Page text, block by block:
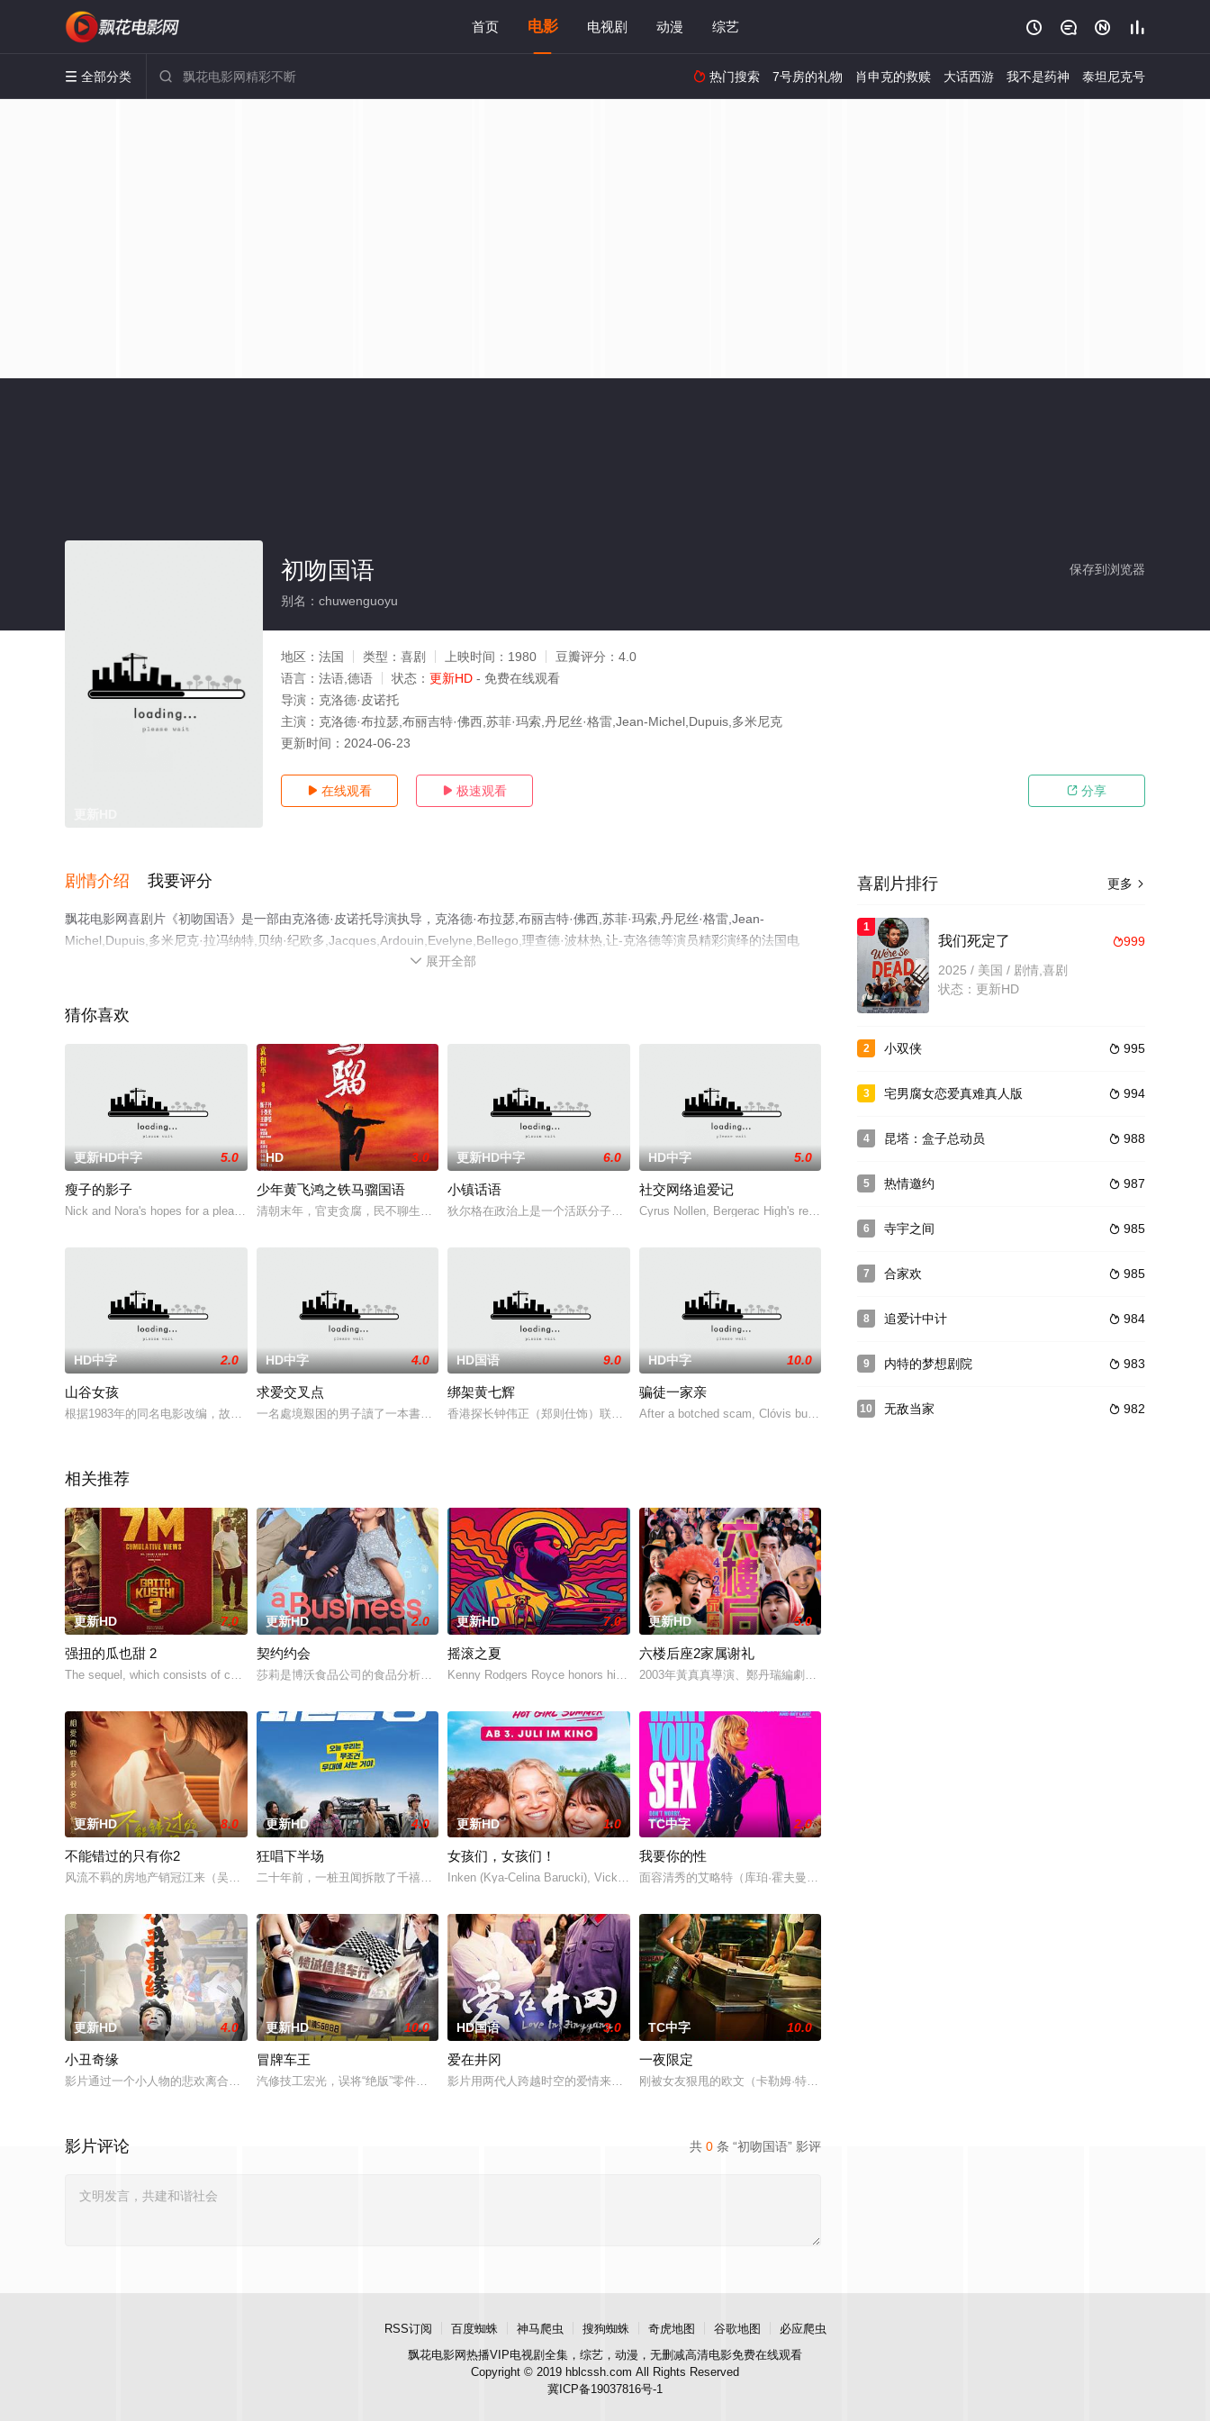
首页 电影 电视剧 动漫 综艺    
 全部分类   热门搜索 7号房的礼物 肖申克的救赎 大话西游 我不是药神 泰坦尼克号
保存到浏览器
初吻国语
别名：chuwenguoyu
地区： 法国 类型： 喜剧 上映时间： 1980 豆瓣评分： 4.0
语言： 法语,德语 状态： 更新HD - 免费在线观看
导演： 克洛德·皮诺托
主演： 克洛德·布拉瑟,布丽吉特·佛西,苏菲·玛索,丹尼丝·格雷,Jean-Michel,Dupuis,多米尼克
更新时间： 2024-06-23
 在线观看  极速观看  分享
剧情介绍 我要评分
飘花电影网喜剧片《初吻国语》是一部由克洛德·皮诺托导演执导，克洛德·布拉瑟,布丽吉特·佛西,苏菲·玛索,丹尼丝·格雷,Jean-
Michel,Dupuis,多米尼克·拉冯纳特,贝纳·纪欧多,Jacques,Ardouin,Evelyne,Bellego,理查德·波林热,让-克洛德等演员精彩演绎的法国电
影，手机免费在线观看高清未删减完整版电影大全就上飘花影院，更多相关信息可移步至豆瓣电影、电视猫或剧情网等平台了解。
 展开全部
猜你喜欢
更新HD中字 5.0
瘦子的影子
Nick and Nora's hopes for a pleasant afternoon at the loca
HD 3.0
少年黄飞鸿之铁马骝国语
清朝末年，官吏贪腐，民不聊生，在浙江地方上，有一位蒙面侠士“铁猴子”，两年来劫富济贫，令卖官鬻爵的历任知府叫苦不迭。铁猴子在
更新HD中字 6.0
小镇话语
狄尔格在政治上是一个活跃分子，但被错误起诉，罪名是谋杀当地工厂工人，将被执行死刑，他越狱逃脱，受伤后闯入了一位女教师诺拉的家
HD中字 5.0
社交网络追爱记
Cyrus Nollen, Bergerac High's resident big-nosed hacker, u
HD中字 2.0
山谷女孩
根据1983年的同名电影改编，故事讲述一对崭新的80年代电影原声带，一对来自不同背景的年轻恋人无视父母和朋友在一起。
HD中字 4.0
求爱交叉点
一名處境艱困的男子讀了一本書，書中的角色竟就出現在現實世界，還掌控了他的人生。
HD国语 9.0
绑架黄七辉
香港探长钟伟正（郑则仕饰）联合台湾干探李（绍雄饰）合力营救被绑架的香港富商黄七辉（秦沛饰），辉为答谢二人，设宴招待，席间辉要
HD中字 10.0
骗徒一家亲
After a botched scam, Clóvis bumps into Lohane, his estranged
相关推荐
更新HD 7.0
强扭的瓜也甜 2
The sequel, which consists of consecutive events following the
更新HD 2.0
契约约会
莎莉是博沃食品公司的食品分析师，如今陷入财务困境，她答应为挚友雅斯敏牵线搭桥，为她安排相亲。原来，雅斯敏的约会对象是乌塔玛，
更新HD 7.0
摇滚之夏
Kenny Rodgers Royce honors his late mother's legacy by fol
更新HD 5.0
六楼后座2家属谢礼
2003年黃真真導演、鄭丹瑞編劇的喜劇《六樓后座》拍出香港新一代的愛情面面觀，其中「Truth orDare」大
更新HD 8.0
不能错过的只有你2
风流不羁的房地产销冠江来（吴翊歌 饰），为利益化身“深情画家”，步步为营接近倔强女医生李梦（李萌萌 饰）。他算计利益得失，她
更新HD 4.0
狂唱下半场
二十年前，一桩丑闻拆散了千禧年初期当红的韩国流行三人团体。如今，三人为了一场仅有一次的演出再度合体，前提是他们得克服接踵而来
更新HD 1.0
女孩们，女孩们！
Inken (Kya-Celina Barucki), Vicky (Julia Novohradsky) und Lena
TC中字 2.0
我要你的性
面容清秀的艾略特（库珀·霍夫曼 Cooper Hoffman 饰）在著名艺术家艾丽卡·特蕾西（奥利维亚·王尔德 Olivia
更新HD 4.0
小丑奇缘
影片通过一个小人物的悲欢离合，宣扬了树立正确的恋爱观生活观的必要性，鞭挞了追金，虚荣等错误的观念，让人在捧腹之余感受到人性人
更新HD 10.0
冒牌车王
汽修技工宏光，误将“绝版”零件遗落盲女薛薇薇家中，为了找回丢失的东西，宏光无意中伪装成车王与薇薇进行交往，一场错位的爱情故事
HD国语 3.0
爱在井冈
影片用两代人跨越时空的爱情来演绎吉安老区人民的创业故事、幸福故事、追梦故事。脱贫不松劲，致富再出发。虽然父亲曾在家乡遭到爱情
TC中字 10.0
一夜限定
刚被女友狠甩的欧文（卡勒姆·特纳 饰）和满怀浪漫情怀和希望的艾莉（莫妮卡·巴巴罗 饰）或许是这座城市里
共 0 条 “初吻国语” 影评
影片评论
更多 
喜剧片排行
1
999
我们死定了
2025 / 美国 / 剧情,喜剧
状态：更新HD
2  995
小双侠
3  994
宅男腐女恋爱真难真人版
4  988
昆塔：盒子总动员
5  987
热情邀约
6  985
寺宇之间
7  985
合家欢
8  984
追爱计中计
9  983
内特的梦想剧院
10  982
无敌当家
RSS订阅 百度蜘蛛 神马爬虫 搜狗蜘蛛 奇虎地图 谷歌地图
必应爬虫
飘花电影网热播VIP电视剧全集，综艺，动漫，无删减高清电影免费在线观看
Copyright © 2019 hblcssh.com All Rights Reserved
冀ICP备19037816号-1